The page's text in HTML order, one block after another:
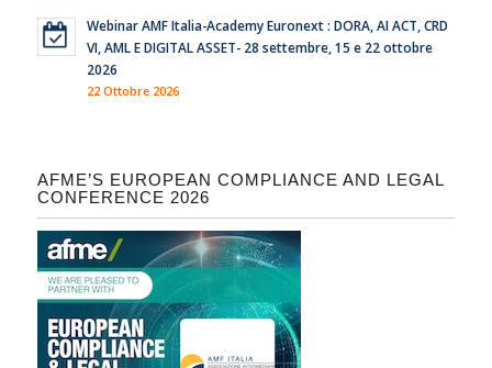
Webinar AMF Italia-Academy Euronext : DORA, AI ACT, CRD
VI, AML E DIGITAL ASSET- 28 settembre, 15 e 22 ottobre
2026
22 Ottobre 2026
AFME’S EUROPEAN COMPLIANCE AND LEGAL
CONFERENCE 2026